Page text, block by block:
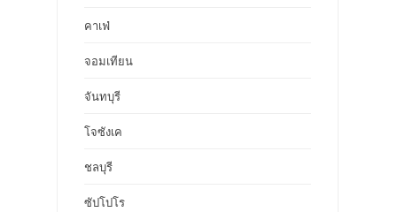
คาเฟ่
จอมเทียน
จันทบุรี
โจซังเค
ชลบุรี
ซัปโปโร